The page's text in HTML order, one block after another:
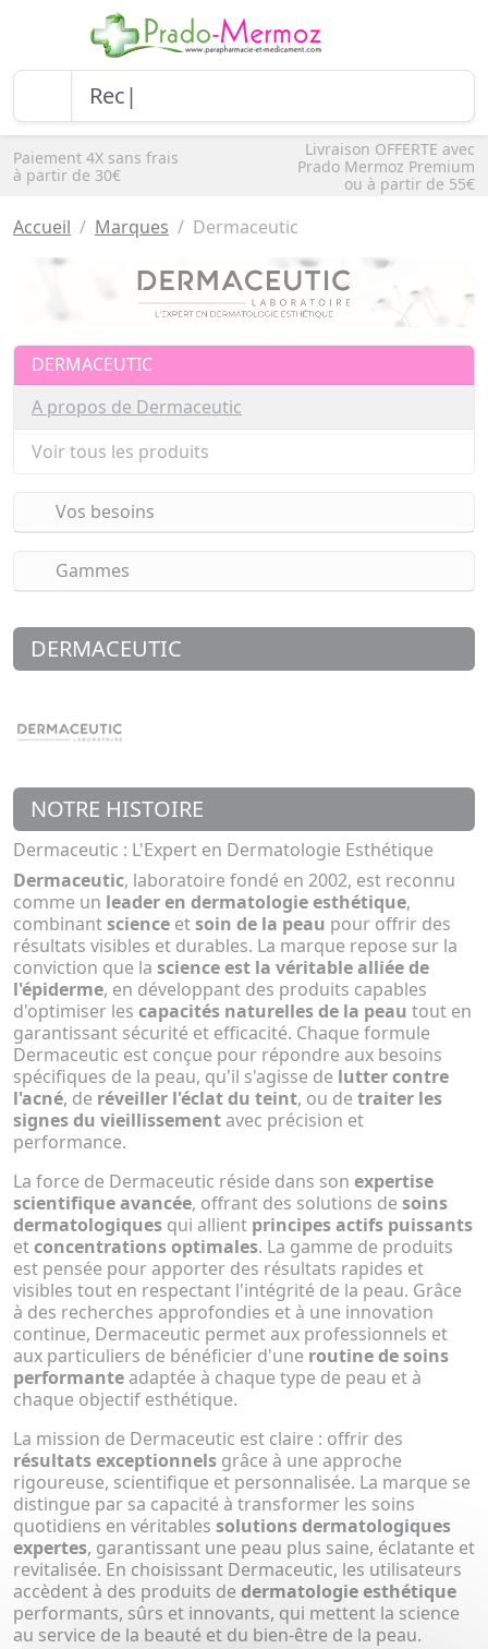
Paiement 4X sans frais
à partir de 30€
Livraison OFFERTE avec
Prado Mermoz Premium
ou à partir de 55€
Accueil Marques Dermaceutic
DERMACEUTIC
A propos de Dermaceutic
Voir tous les produits
Vos besoins
Gammes
DERMACEUTIC
NOTRE HISTOIRE
Dermaceutic : L'Expert en Dermatologie Esthétique
Dermaceutic, laboratoire fondé en 2002, est reconnu
comme un leader en dermatologie esthétique,
combinantscience etsoin de la peau pour offrir des
résultats visibles et durables. La marque repose sur la
conviction que la science est la véritable alliée de
l'épiderme, en développant des produits capables
d'optimiser les capacités naturelles de la peau tout en
garantissant sécurité et efficacité. Chaque formule
Dermaceutic est conçue pour répondre aux besoins
spécifiques de la peau, qu'il s'agisse de lutter contre
l'acné, de réveiller l'éclat du teint, ou de traiter les
signes du vieillissement avec précision et
performance.
La force de Dermaceutic réside dans son expertise
scientifique avancée, offrant des solutions de soins
dermatologiques qui allient principes actifs puissants
etconcentrations optimales. La gamme de produits
est pensée pour apporter des résultats rapides et
visibles tout en respectant l'intégrité de la peau. Grâce
à des recherches approfondies et à une innovation
continue, Dermaceutic permet aux professionnels et
aux particuliers de bénéficier d'une routine de soins
performante adaptée à chaque type de peau et à
chaque objectif esthétique.
La mission de Dermaceutic est claire : offrir des
résultats exceptionnels grâce à une approche
rigoureuse, scientifique et personnalisée. La marque se
distingue par sa capacité à transformer les soins
quotidiens en véritables solutions dermatologiques
expertes, garantissant une peau plus saine, éclatante et
revitalisée. En choisissant Dermaceutic, les utilisateurs
accèdent à des produits de dermatologie esthétique
performants, sûrs et innovants, qui mettent la science
au service de la beauté et du bien-être de la peau.